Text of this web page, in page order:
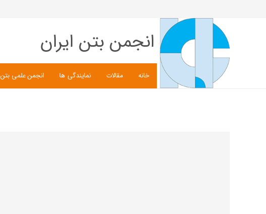
انجمن بتن ایران
خانه مقالات نمایندگی ها انجمن علمی بتن